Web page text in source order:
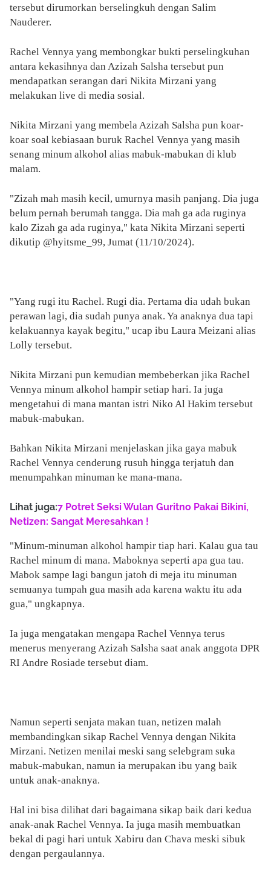
tersebut dirumorkan berselingkuh dengan Salim
Nauderer.
Rachel Vennya yang membongkar bukti perselingkuhan
antara kekasihnya dan Azizah Salsha tersebut pun
mendapatkan serangan dari Nikita Mirzani yang
melakukan live di media sosial.
Nikita Mirzani yang membela Azizah Salsha pun koar-
koar soal kebiasaan buruk Rachel Vennya yang masih
senang minum alkohol alias mabuk-mabukan di klub
malam.
"Zizah mah masih kecil, umurnya masih panjang. Dia juga
belum pernah berumah tangga. Dia mah ga ada ruginya
kalo Zizah ga ada ruginya," kata Nikita Mirzani seperti
dikutip @hyitsme_99, Jumat (11/10/2024).
"Yang rugi itu Rachel. Rugi dia. Pertama dia udah bukan
perawan lagi, dia sudah punya anak. Ya anaknya dua tapi
kelakuannya kayak begitu," ucap ibu Laura Meizani alias
Lolly tersebut.
Nikita Mirzani pun kemudian membeberkan jika Rachel
Vennya minum alkohol hampir setiap hari. Ia juga
mengetahui di mana mantan istri Niko Al Hakim tersebut
mabuk-mabukan.
Bahkan Nikita Mirzani menjelaskan jika gaya mabuk
Rachel Vennya cenderung rusuh hingga terjatuh dan
menumpahkan minuman ke mana-mana.
Lihat juga:7 Potret Seksi Wulan Guritno Pakai Bikini,
Netizen: Sangat Meresahkan !
"Minum-minuman alkohol hampir tiap hari. Kalau gua tau
Rachel minum di mana. Maboknya seperti apa gua tau.
Mabok sampe lagi bangun jatoh di meja itu minuman
semuanya tumpah gua masih ada karena waktu itu ada
gua," ungkapnya.
Ia juga mengatakan mengapa Rachel Vennya terus
menerus menyerang Azizah Salsha saat anak anggota DPR
RI Andre Rosiade tersebut diam.
Namun seperti senjata makan tuan, netizen malah
membandingkan sikap Rachel Vennya dengan Nikita
Mirzani. Netizen menilai meski sang selebgram suka
mabuk-mabukan, namun ia merupakan ibu yang baik
untuk anak-anaknya.
Hal ini bisa dilihat dari bagaimana sikap baik dari kedua
anak-anak Rachel Vennya. Ia juga masih membuatkan
bekal di pagi hari untuk Xabiru dan Chava meski sibuk
dengan pergaulannya.